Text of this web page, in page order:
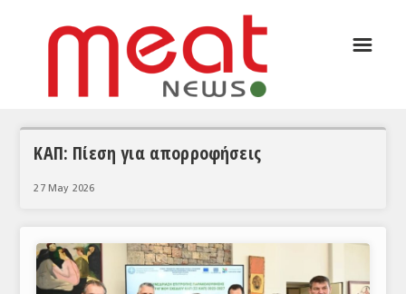
ΑΝΑΛΥΣΕΙΣ
ΚΟΣΜΟΣ
☰
ΚΑΠ: Πίεση για απορροφήσεις
27 May 2026